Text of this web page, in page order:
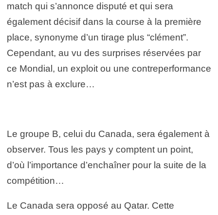
match qui s’annonce disputé et qui sera
également décisif dans la course à la première
place, synonyme d’un tirage plus “clément”.
Cependant, au vu des surprises réservées par
ce Mondial, un exploit ou une contreperformance
n’est pas à exclure…
Le groupe B, celui du Canada, sera également à
observer. Tous les pays y comptent un point,
d’où l’importance d’enchaîner pour la suite de la
compétition…
Le Canada sera opposé au Qatar. Cette